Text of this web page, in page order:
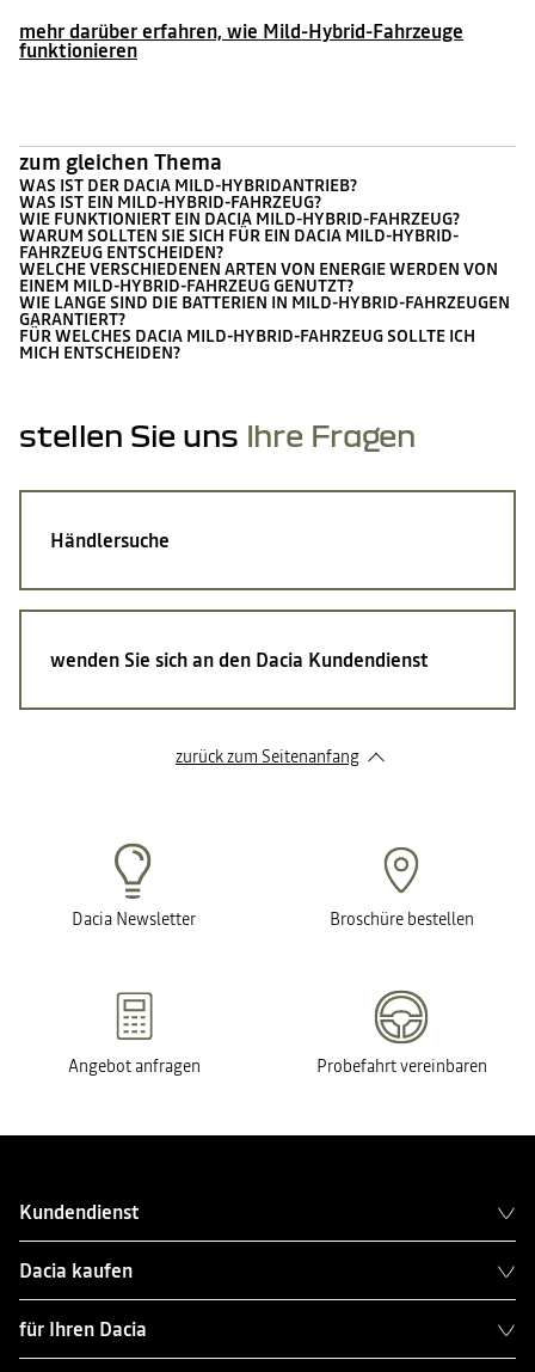
mehr darüber erfahren, wie Mild-Hybrid-Fahrzeuge
funktionieren
zum gleichen Thema
WAS IST DER DACIA MILD-HYBRIDANTRIEB?
WAS IST EIN MILD-HYBRID-FAHRZEUG?
WIE FUNKTIONIERT EIN DACIA MILD-HYBRID-FAHRZEUG?
WARUM SOLLTEN SIE SICH FÜR EIN DACIA MILD-HYBRID-
FAHRZEUG ENTSCHEIDEN?
WELCHE VERSCHIEDENEN ARTEN VON ENERGIE WERDEN VON
EINEM MILD-HYBRID-FAHRZEUG GENUTZT?
WIE LANGE SIND DIE BATTERIEN IN MILD-HYBRID-FAHRZEUGEN
GARANTIERT?
FÜR WELCHES DACIA MILD-HYBRID-FAHRZEUG SOLLTE ICH
MICH ENTSCHEIDEN?
stellen Sie uns Ihre Fragen
Händlersuche
wenden Sie sich an den Dacia Kundendienst
zurück zum Seitenanfang
Dacia Newsletter Broschüre bestellen
Angebot anfragen Probefahrt vereinbaren
Kundendienst
Dacia kaufen
für Ihren Dacia